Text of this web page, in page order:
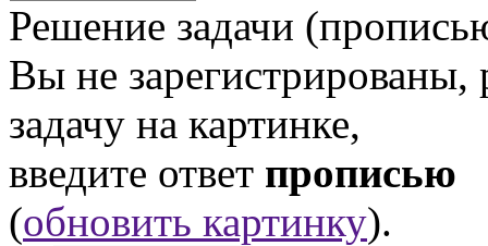
Решение задачи
Вы не
задачу на картинке,
введите ответ прописью
(обновить картинку).